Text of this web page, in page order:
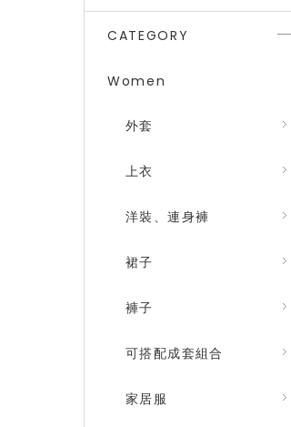
CATEGORY
Women
外套
上衣
洋裝、連身褲
裙子
褲子
可搭配成套組合
家居服